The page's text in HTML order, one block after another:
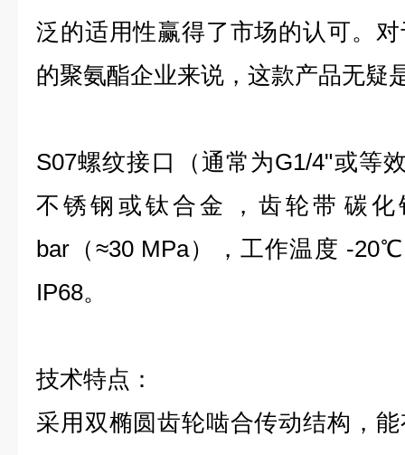
泛的适用性赢得了市场的认可。
的聚氨酯企业来说，这款产品无疑
S07螺纹接口‌（通常为G1/4"或等
不锈钢或钛合金‌，齿轮带‌碳
bar（≈30 MPa）‌，工作温度 ‌-
‌IP68‌。
技术特点：
采用双椭圆齿轮啮合传动结构，